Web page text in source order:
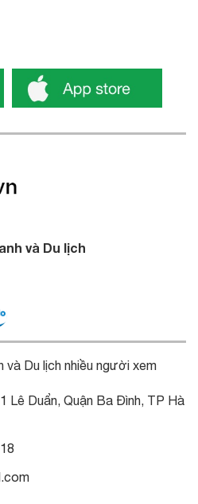
và Du lịch
và Du lịch nhiều người xem
Lê Duẩn, Quận Ba Đình, TP Hà